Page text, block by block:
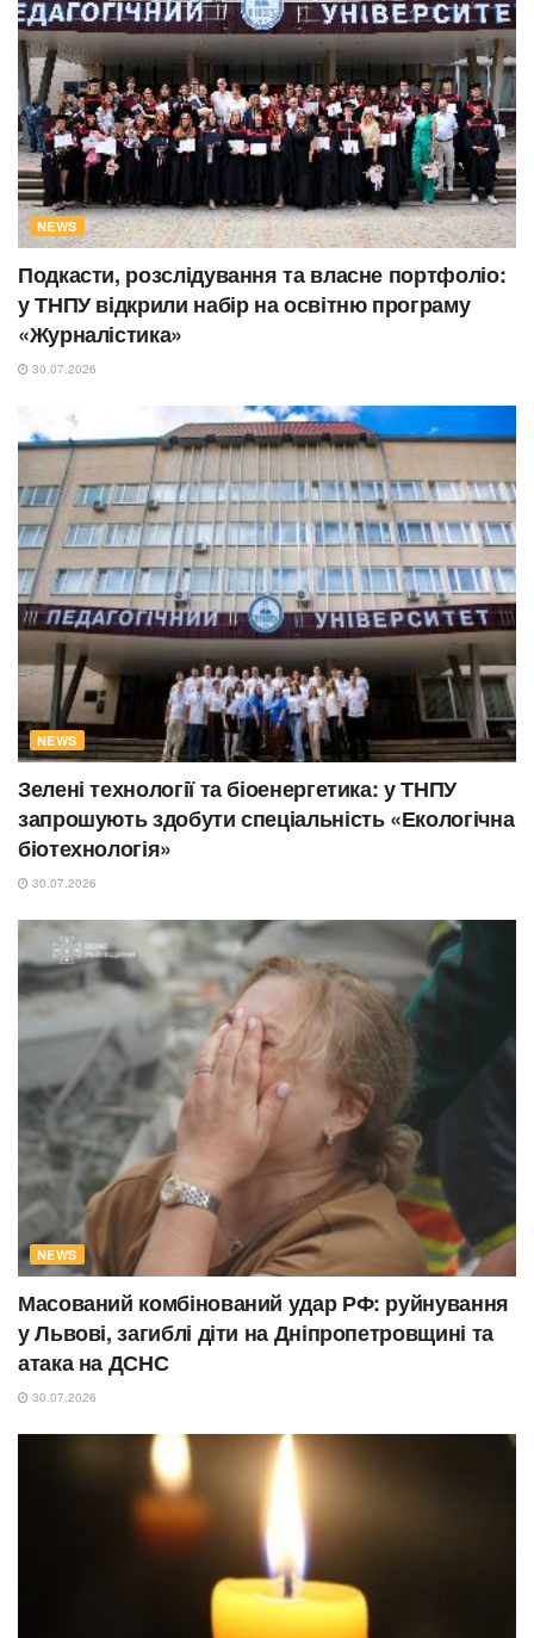
NEWS
Подкасти, розслідування та власне портфоліо:
у ТНПУ відкрили набір на освітню програму
«Журналістика»
30.07.2026
NEWS
Зелені технології та біоенергетика: у ТНПУ
запрошують здобути спеціальність «Екологічна
біотехнологія»
30.07.2026
NEWS
Масований комбінований удар РФ: руйнування
у Львові, загиблі діти на Дніпропетровщині та
атака на ДСНС
30.07.2026